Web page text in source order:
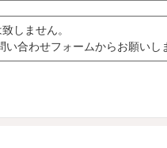
しません。
合わせフォームからお願いし